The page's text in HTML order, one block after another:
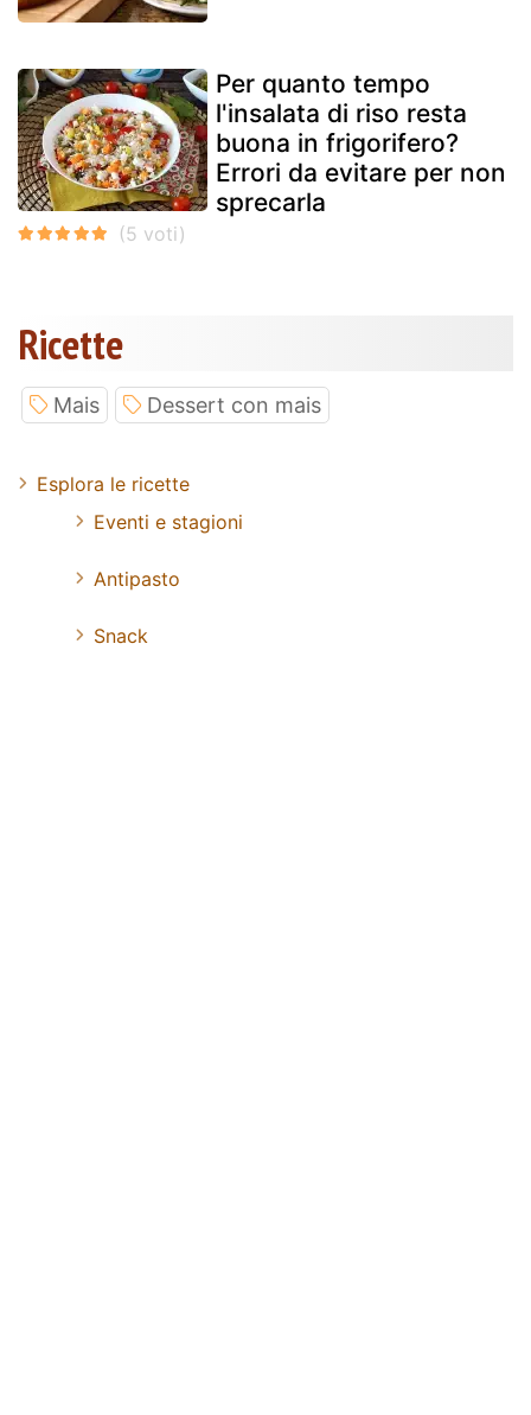
Per quanto tempo
l'insalata di riso resta
buona in frigorifero?
Errori da evitare per non
sprecarla
Ricette
Mais Dessert con mais
Esplora le ricette
Eventi e stagioni
Antipasto
Snack